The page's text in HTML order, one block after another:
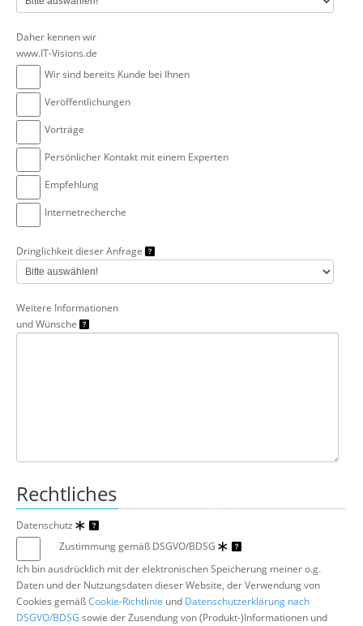
Daher kennen wir
www.IT-Visions.de
Wir sind bereits Kunde bei Ihnen
Veröffentlichungen
Vorträge
Persönlicher Kontakt mit einem Experten
Empfehlung
Internetrecherche
Dringlichkeit dieser Anfrage
Weitere Informationen
und Wünsche
Rechtliches
Datenschutz
Zustimmung gemäß DSGVO/BDSG
Ich bin ausdrücklich mit der elektronischen Speicherung meiner o.g.
Daten und der Nutzungsdaten dieser Website, der Verwendung von
Cookies gemäßCookie-Richtlinie und Datenschutzerklärung nach
DSGVO/BDSG sowie der Zusendung von (Produkt-)Informationen und